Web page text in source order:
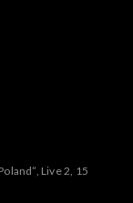
Live 2, 15